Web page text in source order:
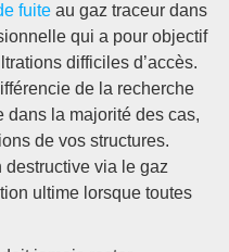
fuite au gaz traceur dans
qui a pour objectif
difficiles d’accès.
de la recherche
dans la majorité des cas,
de vos structures.
via le gaz
ultime lorsque toutes